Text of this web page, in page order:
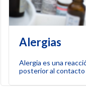
Alergias
Alergia es una
posterior al contacto